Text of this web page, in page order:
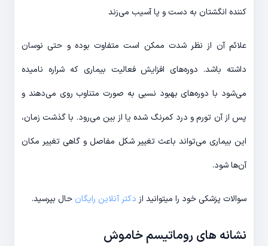
کننده انگشتان به دست و پا آسیب می‌زند
علائم آن از نظر شدت ممکن است متفاوت بوده و حتی نوسان
داشته باشد. دوره‌های افزایش فعالیت بیماری که شراره نامیده
می‌شود با دوره‌های بهبود نسبی به صورت متناوب روی می‌دهند و
پس از آن تورم و درد کمرنگ شده یا از بین می‌رود. با گذشت زمان،
این بیماری می‌تواند باعث تغییر شکل مفاصل و گاهی تغییر مکان
آن‌ها شود.
سوالات پزشکی خود را میتوانید از دکتر آنلاین رایگان حال بپرسید.
نشانه های روماتیسم خاموش